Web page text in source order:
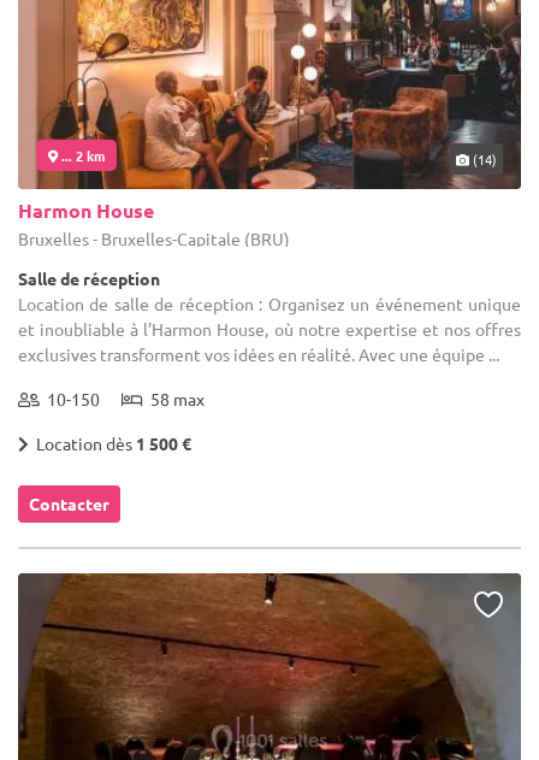
... 2 km (14)
Harmon House
Bruxelles - Bruxelles-Capitale (BRU)
Salle de réception
Location de salle de réception : Organisez un événement unique
et inoubliable à l’Harmon House, où notre expertise et nos offres
exclusives transforment vos idées en réalité. Avec une équipe ...
10-150 58 max
Location dès 1 500 €
Contacter